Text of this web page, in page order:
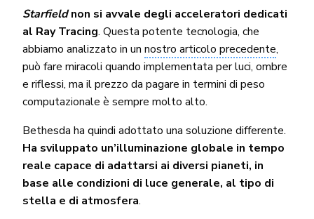
Starfieldnon si avvale degli acceleratori dedicati
al Ray Tracing. Questa potente tecnologia, che
abbiamo analizzato in unnostro articolo precedente,
può fare miracoli quando implementata per luci, ombre
e riflessi, ma il prezzo da pagare in termini di peso
computazionale è sempre molto alto.
Bethesda ha quindi adottato una soluzione differente.
Ha sviluppato un’illuminazione globale in tempo
reale capace di adattarsi ai diversi pianeti, in
base alle condizioni di luce generale, al tipo di
stella e di atmosfera.